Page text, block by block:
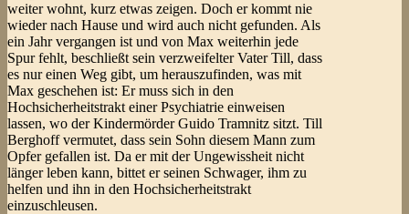
weiter wohnt, kurz etwas zeigen. Doch er kommt nie
wieder nach Hause und wird auch nicht gefunden. Als
ein Jahr vergangen ist und von Max weiterhin jede
Spur fehlt, beschließt sein verzweifelter Vater Till, dass
es nur einen Weg gibt, um herauszufinden, was mit
Max geschehen ist: Er muss sich in den
Hochsicherheitstrakt einer Psychiatrie einweisen
lassen, wo der Kindermörder Guido Tramnitz sitzt. Till
Berghoff vermutet, dass sein Sohn diesem Mann zum
Opfer gefallen ist. Da er mit der Ungewissheit nicht
länger leben kann, bittet er seinen Schwager, ihm zu
helfen und ihn in den Hochsicherheitstrakt
einzuschleusen.